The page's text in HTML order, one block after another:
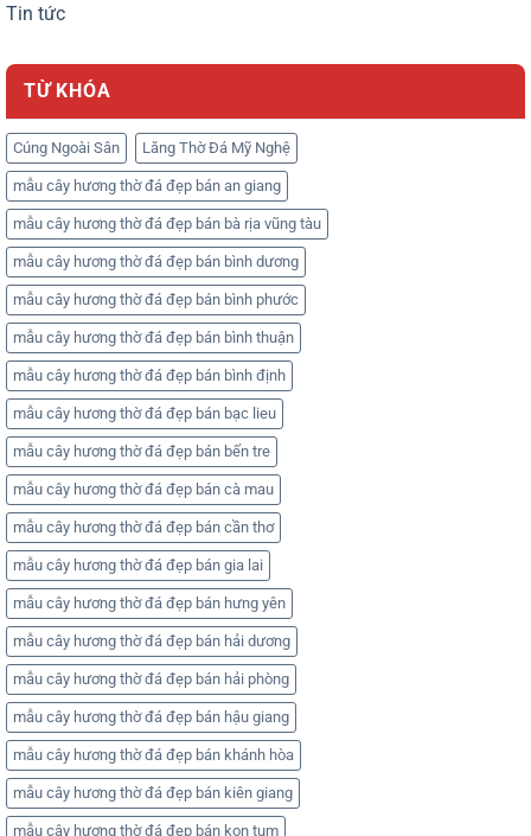
Tin tức
TỪ KHÓA
Cúng Ngoài Sân Lăng Thờ Đá Mỹ Nghệ
mẫu cây hương thờ đá đẹp bán an giang
mẫu cây hương thờ đá đẹp bán bà rịa vũng tàu
mẫu cây hương thờ đá đẹp bán bình dương
mẫu cây hương thờ đá đẹp bán bình phước
mẫu cây hương thờ đá đẹp bán bình thuận
mẫu cây hương thờ đá đẹp bán bình định
mẫu cây hương thờ đá đẹp bán bạc lieu
mẫu cây hương thờ đá đẹp bán bến tre
mẫu cây hương thờ đá đẹp bán cà mau
mẫu cây hương thờ đá đẹp bán cần thơ
mẫu cây hương thờ đá đẹp bán gia lai
mẫu cây hương thờ đá đẹp bán hưng yên
mẫu cây hương thờ đá đẹp bán hải dương
mẫu cây hương thờ đá đẹp bán hải phòng
mẫu cây hương thờ đá đẹp bán hậu giang
mẫu cây hương thờ đá đẹp bán khánh hòa
mẫu cây hương thờ đá đẹp bán kiên giang
mẫu cây hương thờ đá đẹp bán kon tum